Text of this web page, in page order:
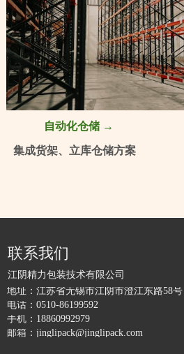
集成货架、立库仓储方案
自动化仓储 →
地址： 江苏省无锡市江阴市澄江东路58号
电话： 0510-86199592
手机： 18860992979
邮箱： jinglipack@jinglipack.com
联系我们
江阴精力包装技术有限公司